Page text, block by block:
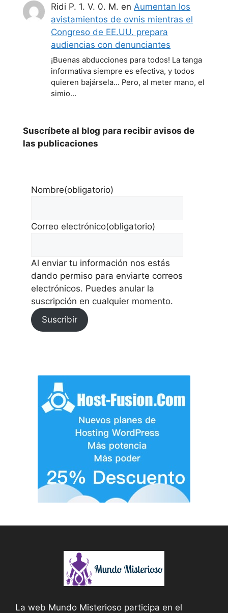
Ridi P. 1. V. 0. M. enAumentan los
avistamientos de ovnis mientras el
Congreso de EE.UU. prepara
audiencias con denunciantes
¡Buenas abducciones para todos! La tanga
informativa siempre es efectiva, y todos
quieren bajársela... Pero, al meter mano, el
simio…
Suscríbete al blog para recibir avisos de
las publicaciones
Nombre(obligatorio)
Correo electrónico(obligatorio)
Al enviar tu información nos estás
dando permiso para enviarte correos
electrónicos. Puedes anular la
suscripción en cualquier momento.
Suscribir
La web Mundo Misterioso participa en el